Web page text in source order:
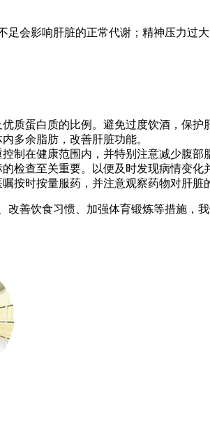
会影响肝脏的正常代谢；精神压力过
质蛋白质的比例。避免过度饮酒，保护
多余脂肪，改善肝脏功能。
制在健康范围内，并特别注意减少腹部
检查至关重要。以便及时发现病情变化
按时按量服药，并注意观察药物对肝脏
善饮食习惯、加强体育锻炼等措施，